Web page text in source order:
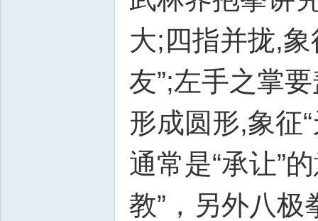
大;四指并拢,象
友”;左手之掌
形成圆形,象征
通常是“承让”
教”，另外八